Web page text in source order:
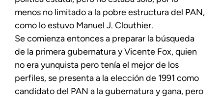
menos no limitado a la pobre estructura del PAN,
como lo estuvo Manuel J. Clouthier.
Se comienza entonces a preparar la búsqueda
de la primera gubernatura y Vicente Fox, quien
no era yunquista pero tenía el mejor de los
perfiles, se presenta a la elección de 1991 como
candidato del PAN a la gubernatura y gana, pero